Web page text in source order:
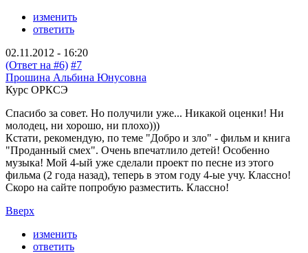
изменить
ответить
02.11.2012 - 16:20
(Ответ на #6) #7
Прошина Альбина Юнусовна
Курс ОРКСЭ
Спасибо за совет. Но получили уже... Никакой оценки! Ни
молодец, ни хорошо, ни плохо)))
Кстати, рекомендую, по теме "Добро и зло" - фильм и книга
"Проданный смех". Очень впечатлило детей! Особенно
музыка! Мой 4-ый уже сделали проект по песне из этого
фильма (2 года назад), теперь в этом году 4-ые учу. Классно!
Скоро на сайте попробую разместить. Классно!
Вверх
изменить
ответить